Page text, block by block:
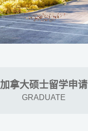
加拿大硕士留学申请
GRADUATE